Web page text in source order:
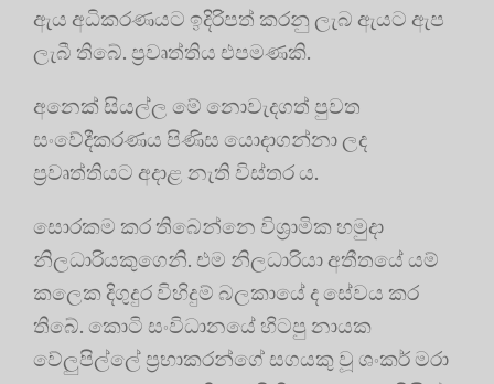
ඇය අධිකරණයට ඉදිරිපත් කරනු ලැබ ඇයට ඇප
ලැබී තිබේ. ප්‍රවෘත්තිය එපමණකි.
අනෙක් සියල්ල මේ නොවැදගත් පුවත
සංවේදීකරණය පිණිස යොදාගන්නා ලද
ප්‍රවෘත්තියට අදාළ නැති විස්තර ය.
සොරකම කර තිබෙන්නෙ විශ්‍රාමික හමුදා
නිලධාරියකුගෙනි. එම නිලධාරියා අතීතයේ යම්
කලෙක දිගුදුර විහිදුම් බලකායේ ද සේවය කර
තිබේ. කොටි සංවිධානයේ හිටපු නායක
වේලුපිල්ලේ ප්‍රභාකරන්ගේ සගයකු වූ ශංකර් මරා